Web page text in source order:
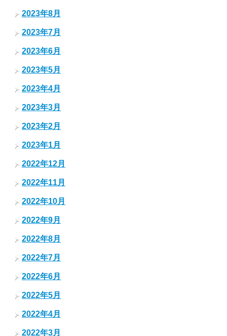
2023年8月
2023年7月
2023年6月
2023年5月
2023年4月
2023年3月
2023年2月
2023年1月
2022年12月
2022年11月
2022年10月
2022年9月
2022年8月
2022年7月
2022年6月
2022年5月
2022年4月
2022年3月